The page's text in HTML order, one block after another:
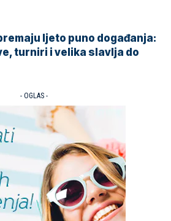
ljeto puno događanja:
turniri i velika slavlja do
- OGLAS -